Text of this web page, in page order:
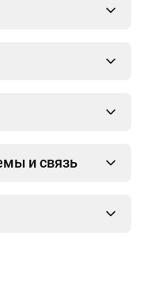
и связь